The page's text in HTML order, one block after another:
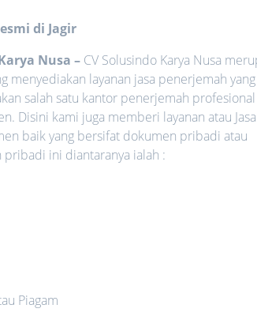
di Jagir
Nusa – CV Solusindo Karya Nusa
menyediakan layanan jasa penerjemah yang
salah satu kantor penerjemah
Disini kami juga memberi layanan atau Jasa
baik yang bersifat dokumen pribadi atau
ini diantaranya ialah :
Piagam